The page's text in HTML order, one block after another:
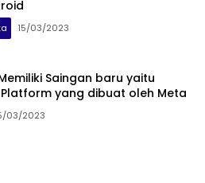
15/03/2023
Saingan baru yaitu
yang dibuat oleh Meta
03/2023